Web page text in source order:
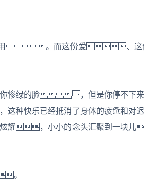
用。而这份爱、这
惨绿的脸，但是你停不下
快乐已经抵消了身体的疲惫和对
，小小的念头汇聚到一块儿
。